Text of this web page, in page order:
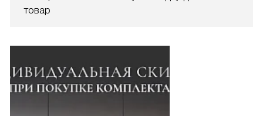
товар